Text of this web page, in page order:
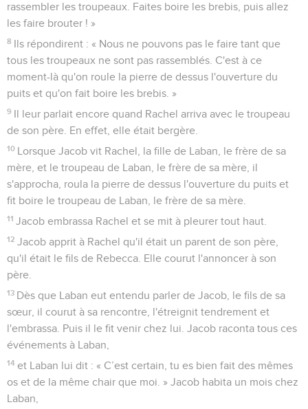
rassembler les troupeaux. Faites boire les brebis, puis allez
les faire brouter ! »
8 Ils répondirent : « Nous ne pouvons pas le faire tant que
tous les troupeaux ne sont pas rassemblés. C'est à ce
moment-là qu'on roule la pierre de dessus l'ouverture du
puits et qu'on fait boire les brebis. »
9 Il leur parlait encore quand Rachel arriva avec le troupeau
de son père. En effet, elle était bergère.
10 Lorsque Jacob vit Rachel, la fille de Laban, le frère de sa
mère, et le troupeau de Laban, le frère de sa mère, il
s'approcha, roula la pierre de dessus l'ouverture du puits et
fit boire le troupeau de Laban, le frère de sa mère.
11 Jacob embrassa Rachel et se mit à pleurer tout haut.
12 Jacob apprit à Rachel qu'il était un parent de son père,
qu'il était le fils de Rebecca. Elle courut l'annoncer à son
père.
13 Dès que Laban eut entendu parler de Jacob, le fils de sa
sœur, il courut à sa rencontre, l'étreignit tendrement et
l'embrassa. Puis il le fit venir chez lui. Jacob raconta tous ces
événements à Laban,
14 et Laban lui dit : « C’est certain, tu es bien fait des mêmes
os et de la même chair que moi. » Jacob habita un mois chez
Laban,